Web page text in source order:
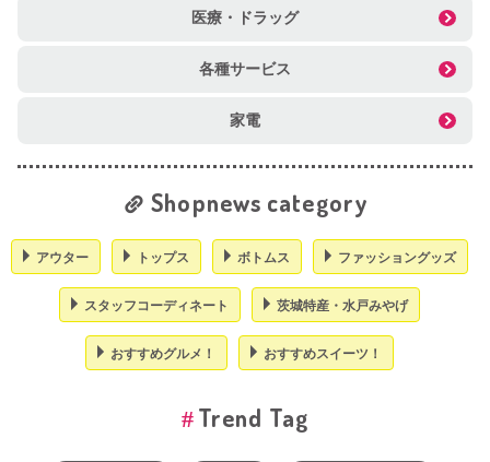
医療・ドラッグ
各種サービス
家電
Shopnews category
アウター トップス ボトムス ファッショングッズ
スタッフコーディネート 茨城特産・水戸みやげ
おすすめグルメ！ おすすめスイーツ！
Trend Tag